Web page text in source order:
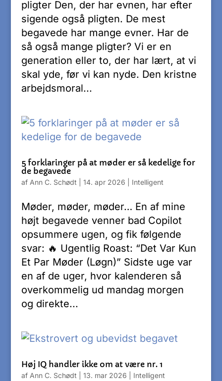
pligter Den, der har evnen, har efter
sigende også pligten. De mest
begavede har mange evner. Har de
så også mange pligter? Vi er en
generation eller to, der har lært, at vi
skal yde, før vi kan nyde. Den kristne
arbejdsmoral...
5 forklaringer på at møder er så kedelige for
de begavede
af Ann C. Schødt 14. apr 2026 Intelligent
Møder, møder, møder… En af mine
højt begavede venner bad Copilot
opsummere ugen, og fik følgende
svar: 🔥 Ugentlig Roast: “Det Var Kun
Et Par Møder (Løgn)” Sidste uge var
en af de uger, hvor kalenderen så
overkommelig ud mandag morgen
og direkte...
Høj IQ handler ikke om at være nr. 1
af Ann C. Schødt 13. mar 2026 Intelligent